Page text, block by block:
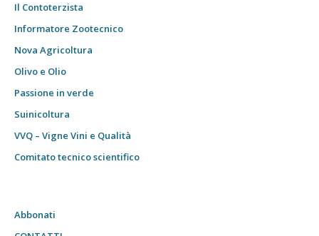
Il Contoterzista
Informatore Zootecnico
Nova Agricoltura
Olivo e Olio
Passione in verde
Suinicoltura
VVQ – Vigne Vini e Qualità
Comitato tecnico scientifico
Abbonati